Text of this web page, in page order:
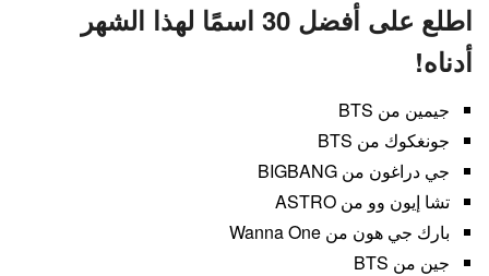
اطلع على أفضل 30 اسمًا لهذا الشهر
أدناه!
جيمين من BTS
جونغكوك من BTS
جي دراغون من BIGBANG
تشا إيون وو من ASTRO
بارك جي هون من Wanna One
جين من BTS